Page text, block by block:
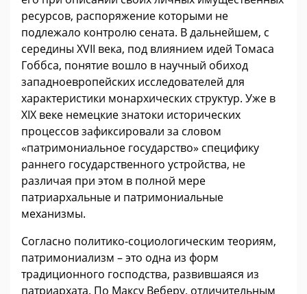
ресурсов, распоряжение которыми не
подлежало контролю сената. В дальнейшем, с
середины XVII века, под влиянием идей Томаса
Гоббса, понятие вошло в научный обиход
западноевропейских исследователей для
характеристики монархических структур. Уже в
XIX веке немецкие знатоки исторических
процессов зафиксировали за словом
«патримониальное государство» специфику
раннего государственного устройства, не
различая при этом в полной мере
патриархальные и патримониальные
механизмы.
Согласно политико-социологическим теориям,
патримониализм – это одна из форм
традиционного господства, развившаяся из
патриархата. По Максу Веберу, отличительным